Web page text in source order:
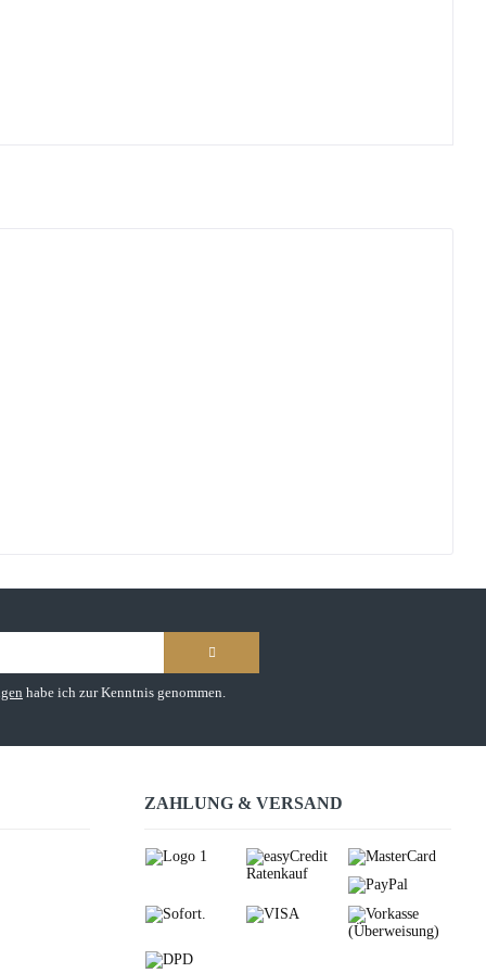
habe ich zur Kenntnis genommen.
ZAHLUNG & VERSAND